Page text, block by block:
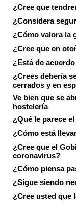
¿Cree que
¿Considera
¿Cómo valora la
¿Cree que en
¿Está de
¿Crees debería
cerrados y en
Ve bien que se
hostelería
¿Qué le parece
¿Cómo está
¿Cree que el
coronavirus?
¿Cómo piensa
¿Sigue siendo
¿Cree usted que